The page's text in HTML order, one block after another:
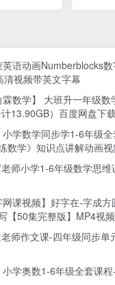
英语动画Numberblocks
视频带英文字幕
数学】 大班升一年级
13.90GB）百度网盘下
小学数学同步学1-6年级
数学》知识点讲解动画视
师小学1-6年级数学思
网课视频】好字在-字成
【50集完整版】MP4视
师作文课-四年级同步单
小学奥数1-6年级全套课